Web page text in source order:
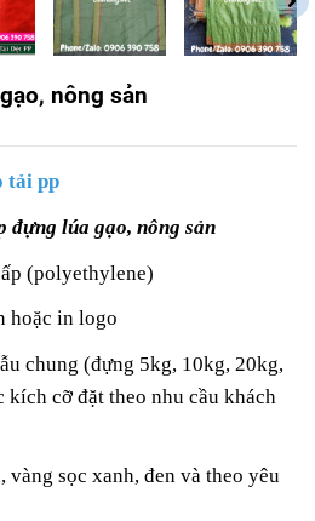
nông sản
tải pp
đựng lúa gạo, nông sản
(polyethylene)
hoặc in logo
chung (đựng 5kg, 10kg, 20kg,
cỡ đặt theo nhu cầu khách
vàng sọc xanh, đen và theo yêu